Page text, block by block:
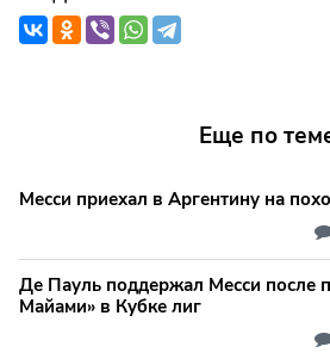
Еще по
Месси приехал в Аргентину на
Де Пауль поддержал Месси после
Майами» в Кубке лиг